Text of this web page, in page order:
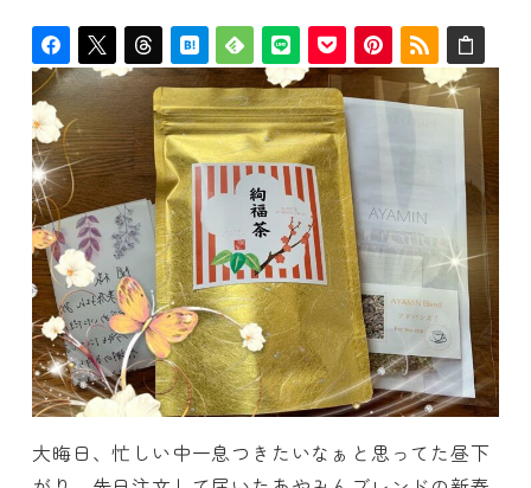
大晦日、忙しい中一息つきたいなぁと思ってた昼下